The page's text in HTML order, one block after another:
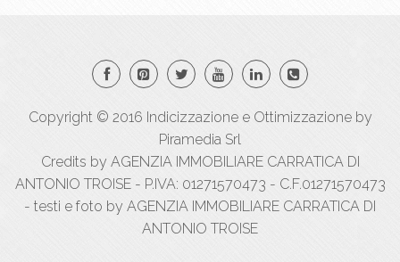
Copyright © 2016 Indicizzazionee Ottimizzazioneby
Piramedia Srl
Credits by AGENZIA IMMOBILIARE CARRATICA DI
ANTONIO TROISE - P.IVA: 01271570473 - C.F.01271570473
- testi e foto by AGENZIA IMMOBILIARE CARRATICA DI
ANTONIO TROISE